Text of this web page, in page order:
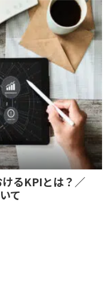
るKPIとは？／
て